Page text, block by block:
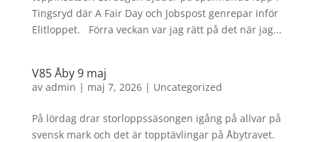
Tingsryd där A Fair Day och Jobspost genrepar inför
Elitloppet. Förra veckan var jag rätt på det när jag...
V85 Åby 9 maj
av admin | maj 7, 2026| Uncategorized
På lördag drar storloppssäsongen igång på allvar på
svensk mark och det är topptävlingar på Åbytravet.